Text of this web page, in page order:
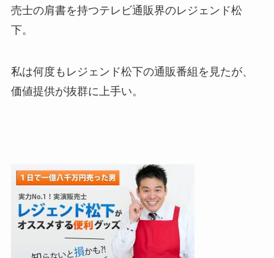
売士の肩書を持つテレビ通販界のレジェンド松
下。
私は何度もレジェンド松下の通販番組を見たが、
価値提供が抜群に上手い。